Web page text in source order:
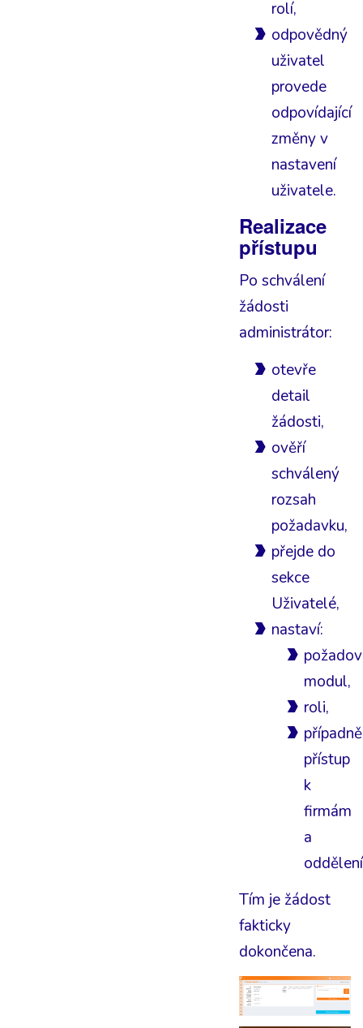
rolí,
odpovědný
uživatel
provede
odpovídající
změny v
nastavení
uživatele.
Realizace
přístupu
Po schválení
žádosti
administrátor:
otevře
detail
žádosti,
ověří
schválený
rozsah
požadavku,
přejde do
sekce
Uživatelé,
nastaví:
modul,
roli,
případně
přístup
k
firmám
a
Tím je žádost
fakticky
dokončena.